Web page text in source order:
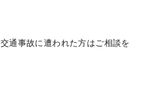
交通事故に遭われた方はご相談を